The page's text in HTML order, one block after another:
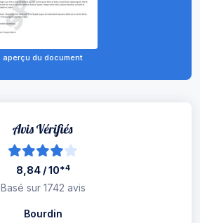
aperçu du document
8,84 / 10*4
Basé sur 1742 avis
Bourdin